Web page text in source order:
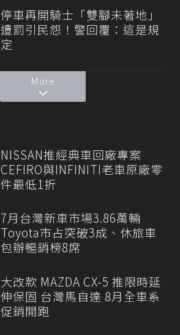
停車再開騎士「雙腳未著地」
遭罰引民怨！警回覆：這是規
定
More
NISSAN推經典車回廠專案
CEFIRO與INFINITI老車原廠零
件最低1折
7月台灣新車市場3.86萬輛
Toyota市占突破3成、休旅車
包辦暢銷榜8席
大改款 MAZDA CX-5 推限時延
伸保固 台灣馬自達 8月全車系
促銷開跑